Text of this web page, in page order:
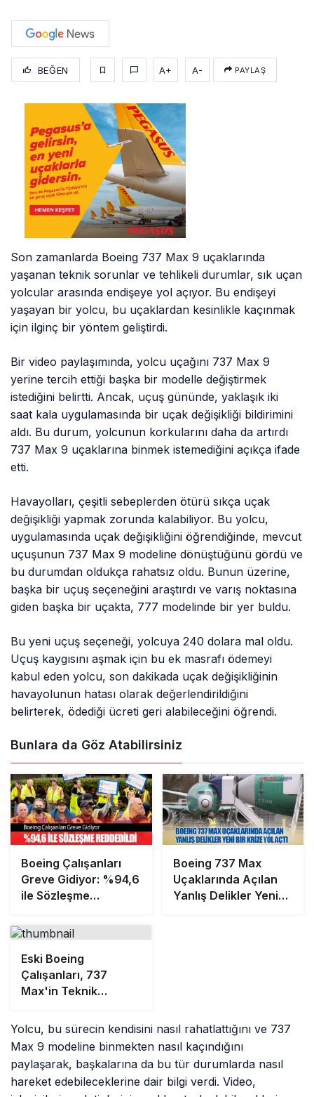
BEĞEN A+ A- PAYLAŞ
Son zamanlarda Boeing 737 Max 9 uçaklarında
yaşanan teknik sorunlar ve tehlikeli durumlar, sık uçan
yolcular arasında endişeye yol açıyor. Bu endişeyi
yaşayan bir yolcu, bu uçaklardan kesinlikle kaçınmak
için ilginç bir yöntem geliştirdi.
Bir video paylaşımında, yolcu uçağını 737 Max 9
yerine tercih ettiği başka bir modelle değiştirmek
istediğini belirtti. Ancak, uçuş gününde, yaklaşık iki
saat kala uygulamasında bir uçak değişikliği bildirimini
aldı. Bu durum, yolcunun korkularını daha da artırdı
737 Max 9 uçaklarına binmek istemediğini açıkça ifade
etti.
Havayolları, çeşitli sebeplerden ötürü sıkça uçak
değişikliği yapmak zorunda kalabiliyor. Bu yolcu,
uygulamasında uçak değişikliğini öğrendiğinde, mevcut
uçuşunun 737 Max 9 modeline dönüştüğünü gördü ve
bu durumdan oldukça rahatsız oldu. Bunun üzerine,
başka bir uçuş seçeneğini araştırdı ve varış noktasına
giden başka bir uçakta, 777 modelinde bir yer buldu.
Bu yeni uçuş seçeneği, yolcuya 240 dolara mal oldu.
Uçuş kaygısını aşmak için bu ek masrafı ödemeyi
kabul eden yolcu, son dakikada uçak değişikliğinin
havayolunun hatası olarak değerlendirildiğini
belirterek, ödediği ücreti geri alabileceğini öğrendi.
Bunlara da Göz Atabilirsiniz
Boeing Çalışanları
Greve Gidiyor: %94,6
ile Sözleşme
Boeing 737 Max
Uçaklarında Açılan
Yanlış Delikler Yeni
Eski Boeing
Çalışanları, 737
Max'in Teknik
Etti
Yolcu, bu sürecin kendisini nasıl rahatlattığını ve 737
Max 9 modeline binmekten nasıl kaçındığını
paylaşarak, başkalarına da bu tür durumlarda nasıl
hareket edebileceklerine dair bilgi verdi. Video,